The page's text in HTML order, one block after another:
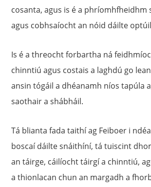
cosanta, agus is é a phríomhfheidhm
agus cobhsaíocht an nóid dáilte
Is é a threocht forbartha ná
chinntiú agus costais a laghdú go
ansin tógáil a dhéanamh níos tapúla
saothair a shábháil.
Tá blianta fada taithí ag Feiboer i
boscaí dáilte snáithíní, tá tuiscint
an táirge, cáilíocht táirgí a chinntiú,
a thionlacan chun an margadh a